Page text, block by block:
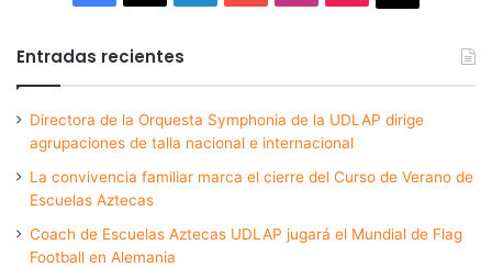
Entradas recientes
Directora de la Orquesta Symphonia de la UDLAP dirige
agrupaciones de talla nacional e internacional
La convivencia familiar marca el cierre del Curso de Verano de
Escuelas Aztecas
Coach de Escuelas Aztecas UDLAP jugará el Mundial de Flag
Football en Alemania